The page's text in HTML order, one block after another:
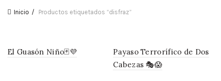
Inicio Productos etiquetados “disfraz”
El Guasón Niño🃏💜
Payaso Terrorífico de Dos
Cabezas 🎭😱